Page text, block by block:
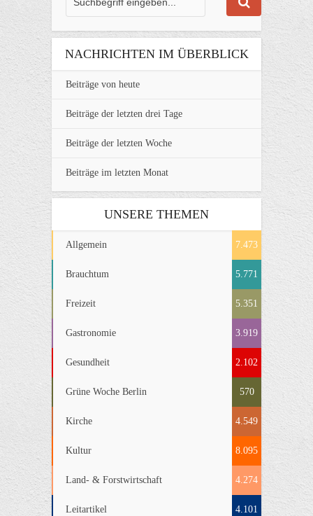
NACHRICHTEN IM ÜBERBLICK
Beiträge von heute
Beiträge der letzten drei Tage
Beiträge der letzten Woche
Beiträge im letzten Monat
UNSERE THEMEN
Allgemein 7.473
Brauchtum 5.771
Freizeit 5.351
Gastronomie 3.919
Gesundheit 2.102
Grüne Woche Berlin 570
Kirche 4.549
Kultur 8.095
Land- & Forstwirtschaft 4.274
Leitartikel 4.101